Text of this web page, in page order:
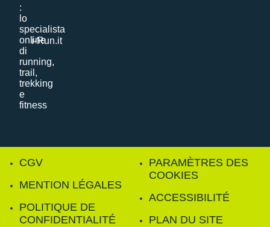
i-Run.it
CGV
MENTION LÉGALES
POLITIQUE DE
CONFIDENTIALITÉ
PARAMÈTRES DES
COOKIES
ACCESSIBILITÉ
PLAN DU SITE